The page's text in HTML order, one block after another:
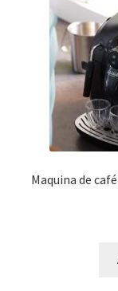
Maquina de